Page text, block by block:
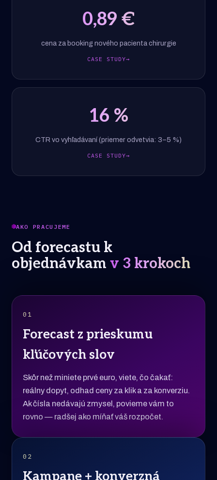
0,89 €
cena za booking nového pacienta chirurgie
CASE STUDY→
16 %
CTR vo vyhľadávaní (priemer odvetvia: 3–5 %)
CASE STUDY→
AKO PRACUJEME
Od forecastu k
objednávkam v 3 krokoch
01
Forecast z prieskumu
kľúčových slov
Skôr než miniete prvé euro, viete, čo čakať:
reálny dopyt, odhad ceny za klik a za konverziu.
Ak čísla nedávajú zmysel, povieme vám to
rovno — radšej ako míňať váš rozpočet.
02
Kampane + konverzná